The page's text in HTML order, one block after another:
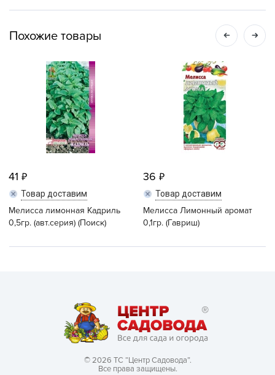
Похожие товары
41
Товар доставим
Мелисса лимонная Кадриль
0,5гр. (авт.серия) (Поиск)
36
Товар доставим
Мелисса Лимонный аромат
0,1гр. (Гавриш)
© 2026 ТС “Центр Садовода”.
Все права защищены.